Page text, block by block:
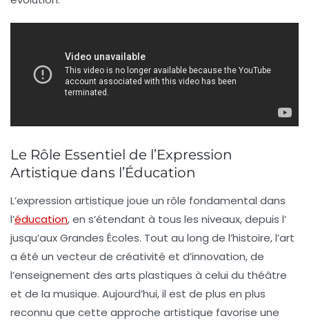
Le Rôle Essentiel de l’Expression
Artistique dans l’Éducation
L’expression artistique joue un rôle fondamental dans
l’éducation, en s’étendant à tous les niveaux, depuis l’
jusqu’auxGrandes Écoles. Tout au long de l’histoire, l’art
a été un vecteur de créativité et d’innovation, de
l’enseignement des arts plastiques à celui du théâtre
et de la musique. Aujourd’hui, il est de plus en plus
reconnu que cette approche artistique favorise une